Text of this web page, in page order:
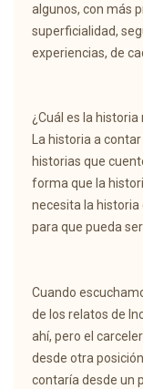
algunos, con más
superficialidad,
experiencias, de
¿Cuál es la
La historia a
historias que
forma que la
necesita la historia
para que pueda
Cuando
de los relatos de
ahí, pero el
desde otra
contaría desde un